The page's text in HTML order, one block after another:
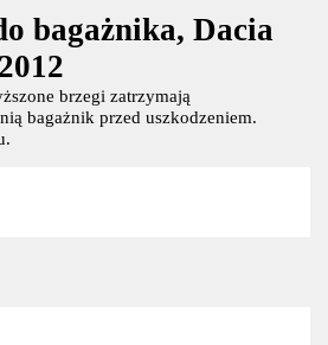
bagażnika, Dacia
brzegi zatrzymają
bagażnik przed uszkodzeniem.